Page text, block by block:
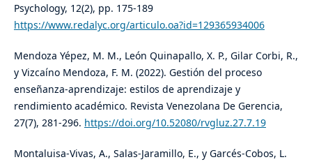
Psychology, 12(2), pp. 175-189
https://www.redalyc.org/articulo.oa?id=129365934006
Mendoza Yépez, M. M., León Quinapallo, X. P., Gilar Corbi, R.,
y Vizcaíno Mendoza, F. M. (2022). Gestión del proceso
enseñanza-aprendizaje: estilos de aprendizaje y
rendimiento académico. Revista Venezolana De Gerencia,
27(7), 281-296. https://doi.org/10.52080/rvgluz.27.7.19
Montaluisa-Vivas, A., Salas-Jaramillo, E., y Garcés-Cobos, L.